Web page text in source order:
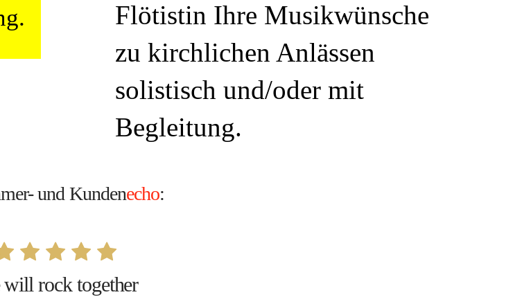
Flötistin Ihre Musikwünsche
zu kirchlichen Anlässen
solistisch und/oder mit
Begleitung.
und Kundenecho:
will rock together